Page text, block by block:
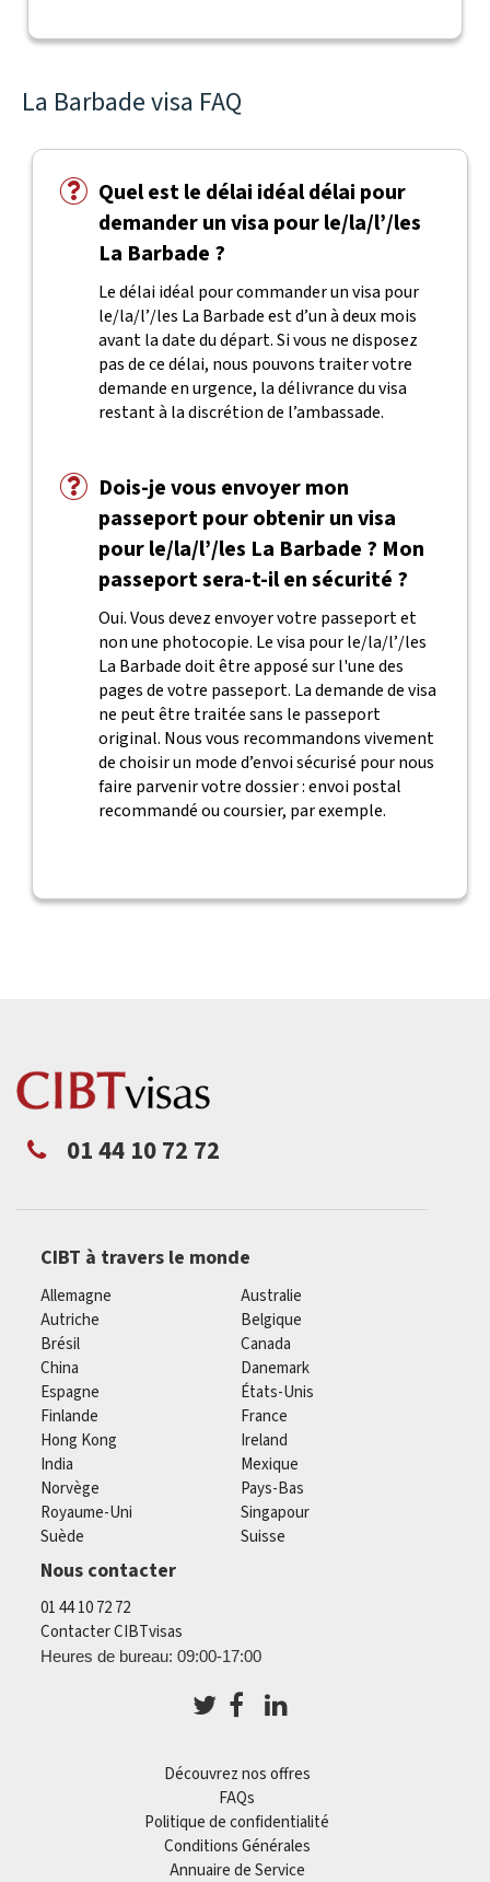
La Barbade visa FAQ
Quel est le délai idéal délai pour
demander un visa pour le/la/l’/les
La Barbade ?
Le délai idéal pour commander un visa pour
le/la/l’/les La Barbade est d’un à deux mois
avant la date du départ. Si vous ne disposez
pas de ce délai, nous pouvons traiter votre
demande en urgence, la délivrance du visa
restant à la discrétion de l’ambassade.
Dois-je vous envoyer mon
passeport pour obtenir un visa
pour le/la/l’/les La Barbade ? Mon
passeport sera-t-il en sécurité ?
Oui. Vous devez envoyer votre passeport et
non une photocopie. Le visa pour le/la/l’/les
La Barbade doit être apposé sur l'une des
pages de votre passeport. La demande de visa
ne peut être traitée sans le passeport
original. Nous vous recommandons vivement
de choisir un mode d’envoi sécurisé pour nous
faire parvenir votre dossier : envoi postal
recommandé ou coursier, par exemple.
01 44 10 72 72
CIBT à travers le monde
Allemagne
Australie
Autriche
Belgique
Brésil
Canada
China
Danemark
Espagne
États-Unis
Finlande
France
Hong Kong
Ireland
India
Mexique
Norvège
Pays-Bas
Royaume-Uni
Singapour
Suède
Suisse
Nous contacter
01 44 10 72 72
Contacter CIBTvisas
Heures de bureau: 09:00-17:00
Découvrez nos offres
FAQs
Politique de confidentialité
Conditions Générales
Annuaire de Service